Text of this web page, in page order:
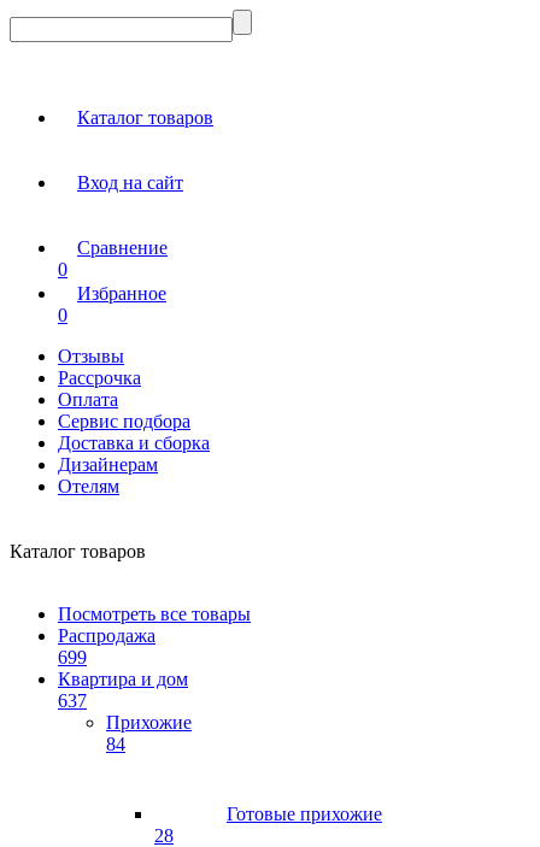
Каталог товаров
Вход на сайт
Сравнение
0
Избранное
0
Отзывы
Рассрочка
Оплата
Сервис подбора
Доставка и сборка
Дизайнерам
Отелям
Каталог товаров
Посмотреть все товары
Распродажа
699
Квартира и дом
637
Прихожие
84
Готовые прихожие
28